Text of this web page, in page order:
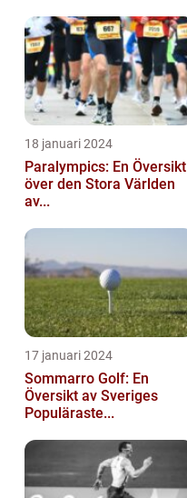
18 januari 2024
Paralympics: En Översikt
över den Stora Världen
av...
17 januari 2024
Sommarro Golf: En
Översikt av Sveriges
Populäraste...